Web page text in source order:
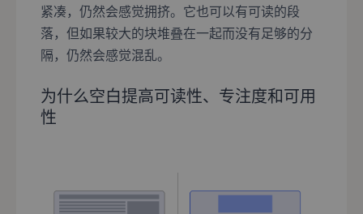
紧凑，仍然会感觉拥挤。它也可以有可读的段
落，但如果较大的块堆叠在一起而没有足够的分
隔，仍然会感觉混乱。
为什么空白提高可读性、专注度和可用
性